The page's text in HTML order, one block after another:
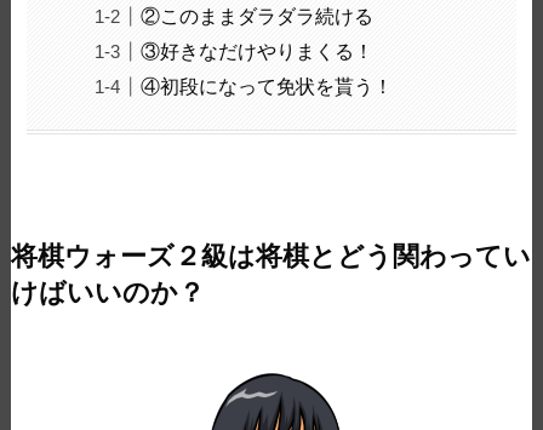
②このままダラダラ続ける
③好きなだけやりまくる！
④初段になって免状を貰う！
将棋ウォーズ２級は将棋とどう関わってい
けばいいのか？